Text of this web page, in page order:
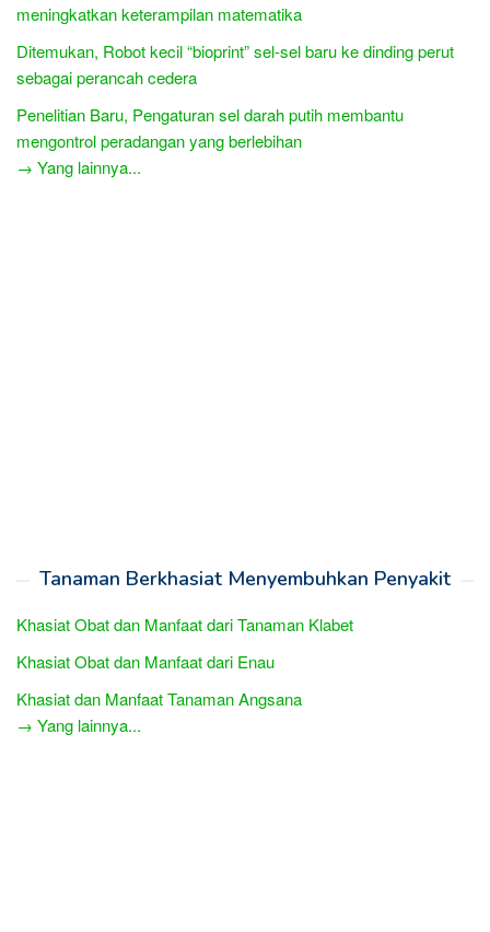
meningkatkan keterampilan matematika
Ditemukan, Robot kecil “bioprint” sel-sel baru ke dinding perut
sebagai perancah cedera
Penelitian Baru, Pengaturan sel darah putih membantu
mengontrol peradangan yang berlebihan
→ Yang lainnya...
Tanaman Berkhasiat Menyembuhkan Penyakit
Khasiat Obat dan Manfaat dari Tanaman Klabet
Khasiat Obat dan Manfaat dari Enau
Khasiat dan Manfaat Tanaman Angsana
→ Yang lainnya...